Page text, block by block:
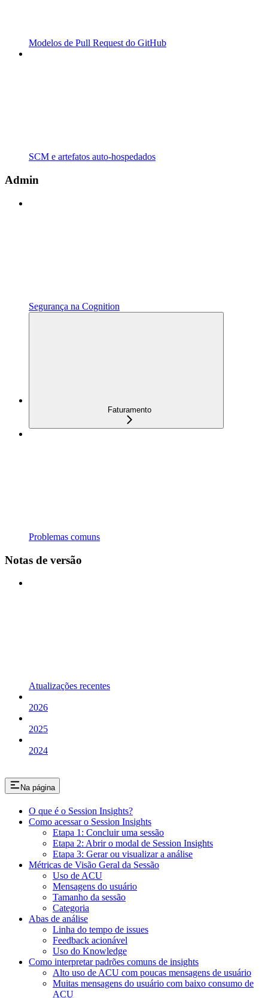
Modelos de Pull Request do GitHub
SCM e artefatos auto-hospedados
Admin
Segurança na Cognition
Faturamento
Problemas comuns
Notas de versão
Atualizações recentes
2026
2025
2024
Na página
O que é o Session Insights?
Como acessar o Session Insights
Etapa 1: Concluir uma sessão
Etapa 2: Abrir o modal de Session Insights
Etapa 3: Gerar ou visualizar a análise
Métricas de Visão Geral da Sessão
Uso de ACU
Mensagens do usuário
Tamanho da sessão
Categoria
Abas de análise
Linha do tempo de issues
Feedback acionável
Uso do Knowledge
Como interpretar padrões comuns de insights
Alto uso de ACU com poucas mensagens de usuário
Muitas mensagens do usuário com baixo consumo de
ACU